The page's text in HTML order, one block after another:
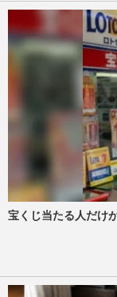
宝くじ当たる人だけ